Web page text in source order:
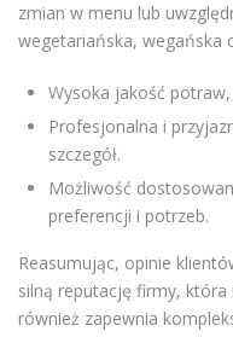
zmian w menu lub
wegetariańska, wegańska
Wysoka jakość
Profesjonalna i
szczegół.
Możliwość
preferencji i potrzeb.
Reasumując, opinie
silną reputację firmy,
również zapewnia